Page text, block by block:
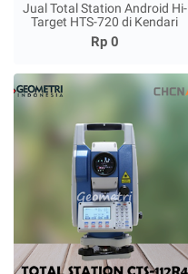
Jual Total Station Android Hi-
Target HTS-720 di Kendari
Rp 0